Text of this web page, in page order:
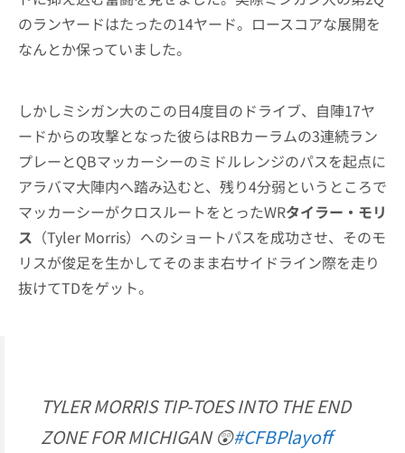
のランヤードはたったの14ヤード。ロースコアな展開を
なんとか保っていました。
しかしミシガン大のこの日4度目のドライブ、自陣17ヤ
ードからの攻撃となった彼らはRBカーラムの3連続ラン
プレーとQBマッカーシーのミドルレンジのパスを起点に
アラバマ大陣内へ踏み込むと、残り4分弱というところで
マッカーシーがクロスルートをとったWRタイラー・モリ
ス （Tyler Morris）へのショートパスを成功させ、そのモ
リスが俊足を生かしてそのまま右サイドライン際を走り
抜けてTDをゲット。
TYLER MORRIS TIP-TOES INTO THE END
ZONE FOR MICHIGAN 😲#CFBPlayoff